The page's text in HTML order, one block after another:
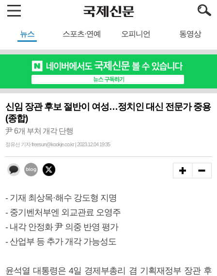
뉴스 스포츠·연예 오피니언 동영상
신임 장관 후보 절반이 여성…정치인 대신 전문가 중용
(종합)
尹 6개 부처 개각 단행
정유선 기자 freesun@kookje.co.kr | 2023.12.04 19:35
- 기재 최상목·해수 강도형 지명
- 중기벤처부엔 외교관료 오영주
- 내각 안정화 尹 의중 반영 평가
- 산업부 등 추가 개각 가능성도
윤석열 대통령은 4일 경제부총리 겸 기획재정부 장관 후